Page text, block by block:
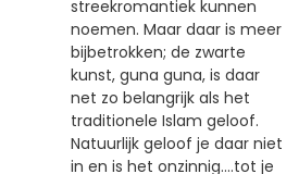
streekromantiek kunnen
noemen. Maar daar is meer
bijbetrokken; de zwarte
kunst, guna guna, is daar
net zo belangrijk als het
traditionele Islam geloof.
Natuurlijk geloof je daar niet
in en is het onzinnig....tot je